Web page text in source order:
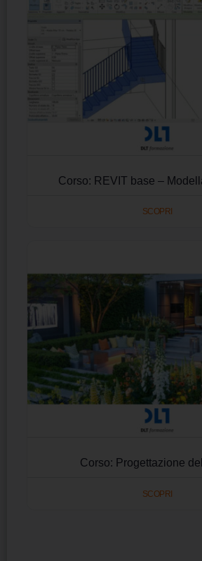
Corso: REVIT base –
SCOPRI
Corso: Progettazione
SCOPRI